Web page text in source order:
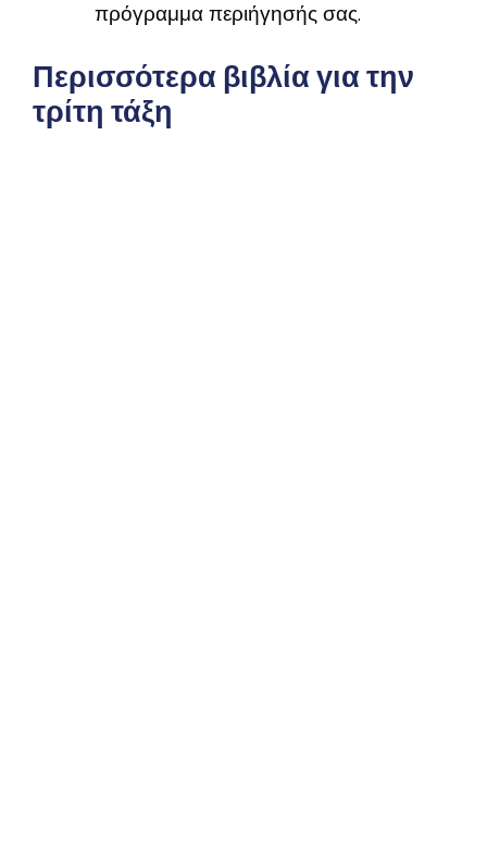
πρόγραμμα περιήγησής σας.
Περισσότερα βιβλία για την
τρίτη τάξη